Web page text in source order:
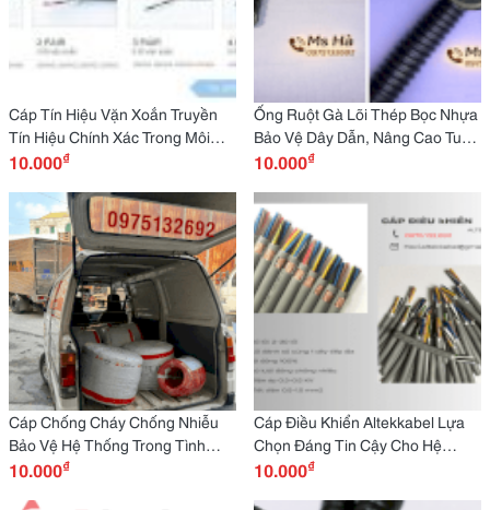
Cáp Tín Hiệu Vặn Xoắn Truyền
Tín Hiệu Chính Xác Trong Môi
Trường Nhiều Nhiễu
10.000₫
Ống Ruột Gà Lõi Thép Bọc Nhựa
Bảo Vệ Dây Dẫn, Nâng Cao Tuổi
Thọ Công Trình
10.000₫
Cáp Chống Cháy Chống Nhiễu
Bảo Vệ Hệ Thống Trong Tình
Huống Khẩn Cấp
10.000₫
Cáp Điều Khiển Altekkabel Lựa
Chọn Đáng Tin Cậy Cho Hệ
Thống Điều Khiển Hiện Đại
10.000₫